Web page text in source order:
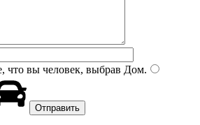
что вы человек, выбрав Дом.